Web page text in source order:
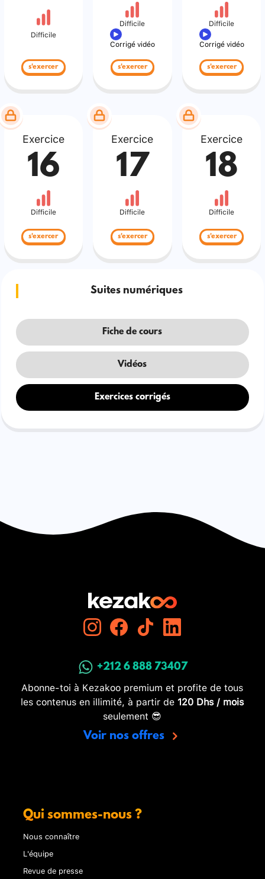
Difficile
s'exercer
Difficile
Corrigé vidéo
s'exercer
Difficile
Corrigé vidéo
s'exercer
Exercice
16
Difficile
s'exercer
Exercice
17
Difficile
s'exercer
Exercice
18
Difficile
s'exercer
Suites numériques
Fiche de cours
Vidéos
Exercices corrigés
+212 6 888 73407
Abonne-toi à Kezakoo premium et profite de tous
les contenus en illimité, à partir de 120 Dhs / mois
seulement 😎
Voir nos offres
Qui sommes-nous ?
Nous connaître
L'équipe
Revue de presse